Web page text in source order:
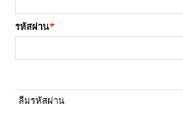
*
รหัสผ่าน
ลืมรหัสผ่าน